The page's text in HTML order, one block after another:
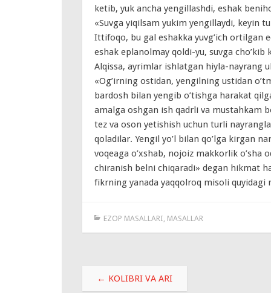
ketib, yuk ancha yengillashdi, eshak
«Suvga yiqilsam yukim yengillaydi, keyin
Ittifoqo, bu gal eshakka yuvg’ich ortilgan
eshak eplanolmay qoldi-yu, suvga cho’kib
Alqissa, ayrimlar ishlatgan hiyla-nayrang
«Og’irning ostidan, yengilning ustidan
bardosh bilan yengib o’tishga harakat
amalga oshgan ish qadrli va mustahkam
tez va oson yetishish uchun turli
qoladilar. Yengil yo’l bilan qo’lga kirgan
voqeaga o’xshab, nojoiz makkorlik
chiranish belni chiqaradi» degan hikmat
fikrning yanada yaqqolroq misoli quyidagi
EZOP MASALLARI MASALLAR
Навигация
← KOLIBRI VA ARI